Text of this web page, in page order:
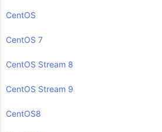
CentOS
CentOS 7
CentOS Stream 8
CentOS Stream 9
CentOS8